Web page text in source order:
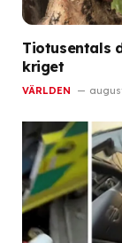
Tiotusentals
kriget
VÄRLDEN